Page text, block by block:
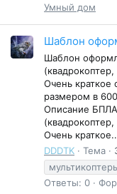
Умный дом
Шаблон
Шаблон
Очень краткое
размером в
Описание
Очень
DDDTK
Тема
Ответы: 0